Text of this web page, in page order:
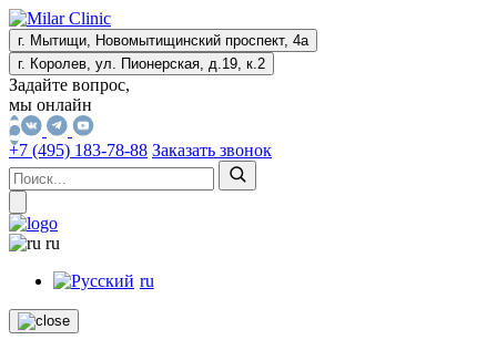
г. Мытищи, Новомытищинский проспект, 4а
г. Королев, ул. Пионерская, д.19, к.2
Задайте вопрос,
мы онлайн
+7 (495) 183-78-88 Заказать звонок
ru
ru